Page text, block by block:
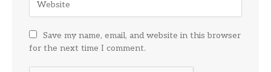
Save my name, email, and website in this browser
for the next time I comment.